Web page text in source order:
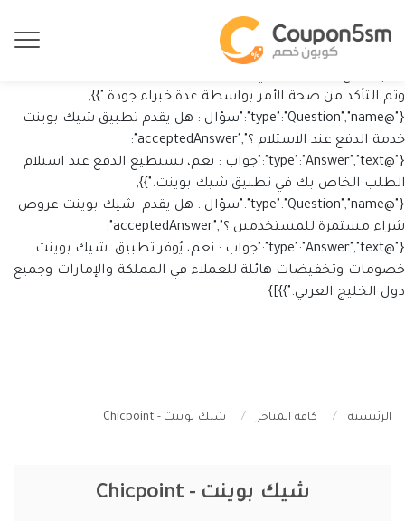
[{"@type":"Question","name":"سؤال : هل يقدم تطبيق شيك بوينت
وتم التأكد من صحة الأمر بواسطة عدة خبراء جودة."}},
{"@type":"Question","name":"سؤال : هل يقدم تطبيق شيك بوينت
خدمة الدفع عند الاستلام ؟","acceptedAnswer":
{"@type":"Answer","text":"جواب : نعم، تستطيع الدفع عند استلام
الطلب الخاص بك في تطبيق شيك بوينت."}},
{"@type":"Question","name":"سؤال : هل يقدم شيك بوينت عروض
شراء مستمرة للمستخدمين ؟","acceptedAnswer":
{"@type":"Answer","text":"جواب : نعم، يُوفر تطبيق شيك بوينت
خصومات وتخفيضات هائلة للعملاء في المملكة والإمارات وجميع
دول الخليج العربي."}}]}
الرئيسية كافة المتاجر شيك بوينت - Chicpoint
شيك بوينت - Chicpoint